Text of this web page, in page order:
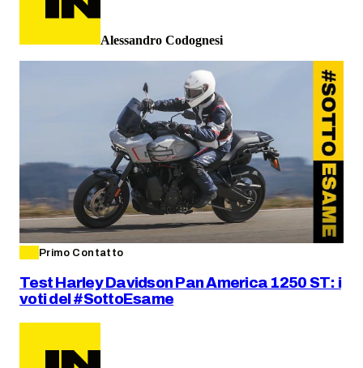
Alessandro Codognesi
Primo Contatto
Test Harley Davidson Pan America 1250 ST: i
voti del #SottoEsame